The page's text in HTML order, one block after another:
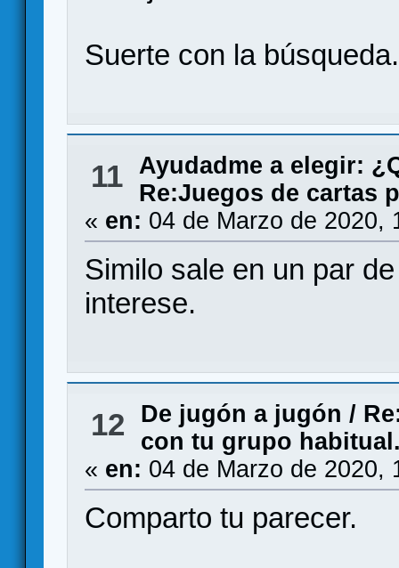
Suerte con la búsqueda.
11 Ayudadme a elegir:
Re:Juegos de cartas
« en: 04 de Marzo de 2020,
Similo sale en un par
interese.
12 De jugón a jugón /
con tu grupo
« en: 04 de Marzo de 2020,
Comparto tu parecer.